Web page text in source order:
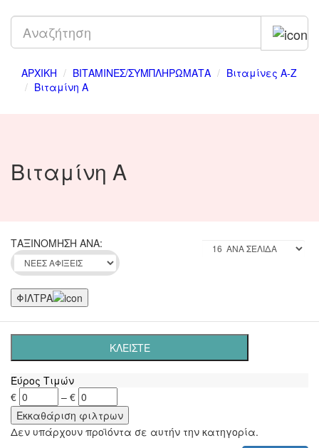
ΑΡΧΙΚΗ ΒΙΤΑΜΙΝΕΣ/ΣΥΜΠΛΗΡΩΜΑΤΑ
Βιταμίνες Α-Ζ
Βιταμίνη A
Βιταμίνη A
ΤΑΞΙΝΟΜΗΣΗ ΑΝΑ:
ΦΙΛΤΡΑ
ΚΛΕΙΣΤΕ
Έύρος Τιμών
€
– €
Δεν υπάρχουν προϊόντα σε αυτήν την κατηγορία.